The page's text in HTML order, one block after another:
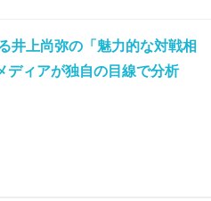
井上尚弥の「魅力的な対戦相
ィアが独自の目線で分析